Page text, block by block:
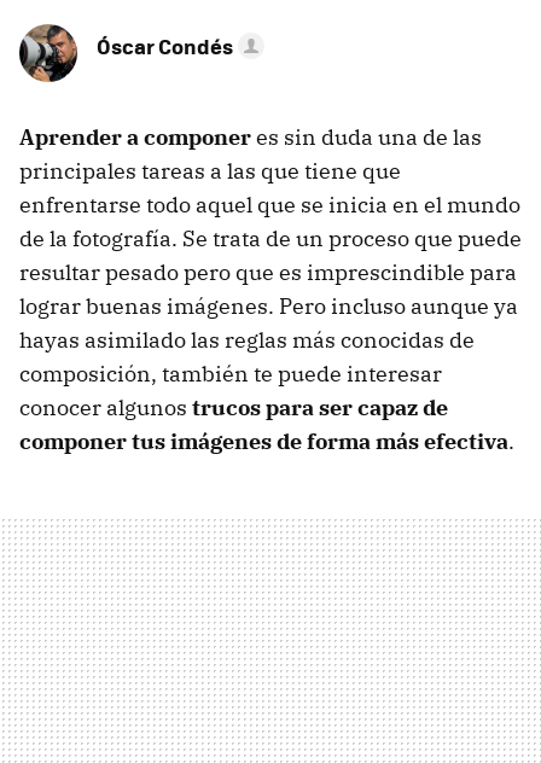
Óscar Condés
Aprender a componeres sin duda una de las
principales tareas a las que tiene que
enfrentarse todo aquel que se inicia en el mundo
de la fotografía. Se trata de un proceso que puede
resultar pesado pero que es imprescindible para
lograr buenas imágenes. Pero incluso aunque ya
hayas asimilado las reglas más conocidas de
composición, también te puede interesar
conocer algunos trucos para ser capaz de
componer tus imágenes de forma más efectiva.